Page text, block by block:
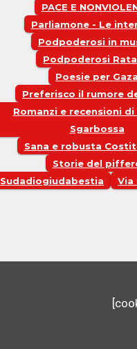
PACE E
Parliamone - Le
Podpoderosi in
Podpoderosi
Poesie per Gaza
Preferisco il rumore
Romanzi e recensioni di
Sgarbossa
Sana e robusta
Storie del
Sudadiogiudabestia
Via